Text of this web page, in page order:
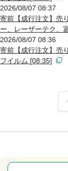
2026/08/07 08:37
寄前【成行注文】売
ー、レーザーテク、
2026/08/07 08:36
寄前【成行注文】売
フイルム [08:35]